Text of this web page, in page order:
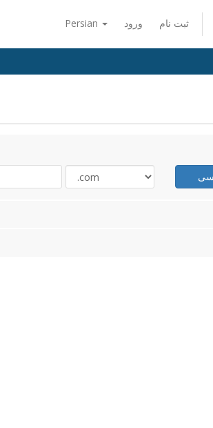
Persian ورود ثبت نام